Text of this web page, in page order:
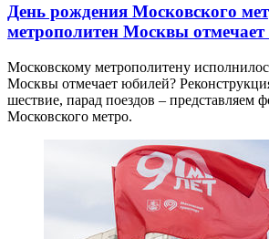
День рождения Московского
метрополитен Москвы отмечает
Московскому метрополитену
Москвы отмечает юбилей?
шествие, парад поездов – представляем
Московского метро.